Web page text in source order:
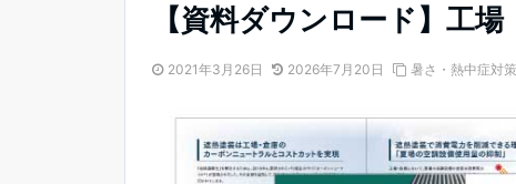
【資料ダウンロード】工
2021年3月26日 2026年7月20日 暑さ・熱中症対策